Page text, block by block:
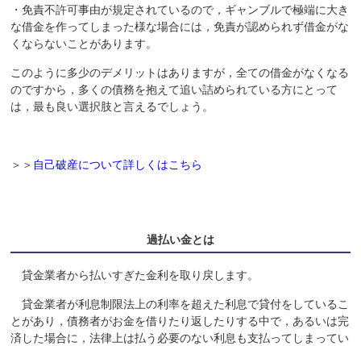
・免責不許可事由が規定されているので，ギャンブルで極端に大き
な借金を作ってしまった様な場合には，免責が認められず借金がな
くならないことがあります。
このように多少のデメリットはありますが，全ての借金がなくなる
のですから，多くの債務を抱えて追い詰められている方にとって
は，最も良い選択肢と言えるでしょう。
＞＞ 自己破産について詳しくはこちら
過払い金とは
貸金業者から払いすぎた金利を取り戻します。
貸金業者が利息制限法上の利率を超えた利息で貸付をしているこ
とがあり，債務者がお金を借りたり返したりする中で，あるいは完
済した場合に，法律上は払う必要のない利息も支払ってしまってい